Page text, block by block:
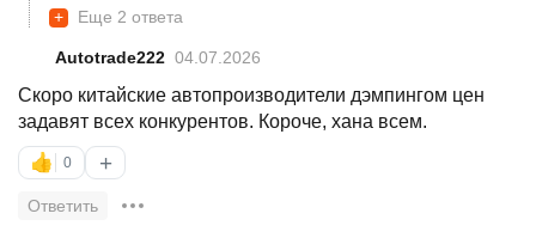
+ Еще 2 ответа
Autotrade222 04.07.2026
Скоро китайские автопроизводители дэмпингом цен
задавят всех конкурентов. Короче, хана всем.
👍 0 +
Ответить